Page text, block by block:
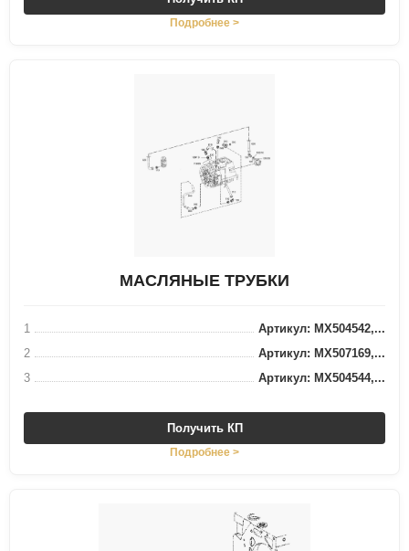
Подробнее >
МАСЛЯНЫЕ ТРУБКИ
1
Артикул: MX504542,...
2
Артикул: MX507169,...
3
Артикул: MX504544,...
Получить КП
Подробнее >